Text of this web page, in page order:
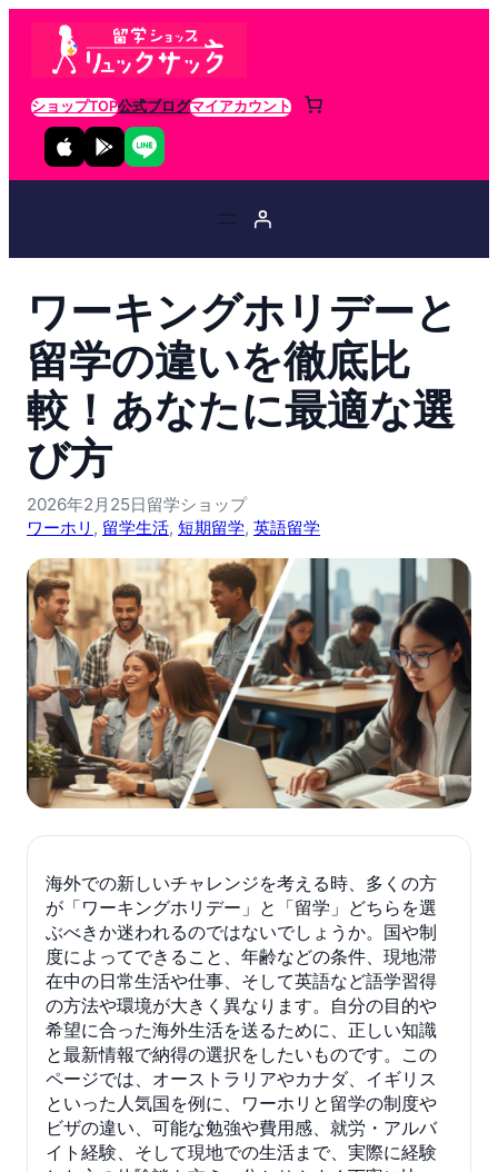
ショップTOP公式ブログマイアカウント
ワーキングホリデーと
留学の違いを徹底比
較！あなたに最適な選
び方
2026年2月25日留学ショップ
ワーホリ , 留学生活, 短期留学, 英語留学
海外での新しいチャレンジを考える時、多くの方
が「ワーキングホリデー」と「留学」どちらを選
ぶべきか迷われるのではないでしょうか。国や制
度によってできること、年齢などの条件、現地滞
在中の日常生活や仕事、そして英語など語学習得
の方法や環境が大きく異なります。自分の目的や
希望に合った海外生活を送るために、正しい知識
と最新情報で納得の選択をしたいものです。この
ページでは、オーストラリアやカナダ、イギリス
といった人気国を例に、ワーホリと留学の制度や
ビザの違い、可能な勉強や費用感、就労・アルバ
イト経験、そして現地での生活まで、実際に経験